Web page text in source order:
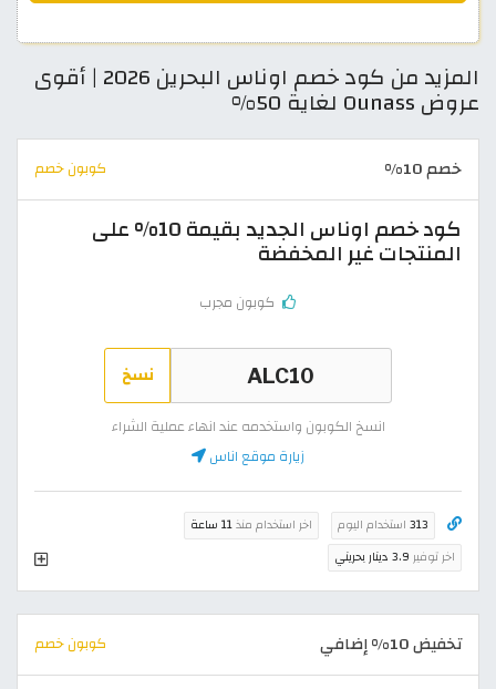
المزيد من كود خصم اوناس البحرين 2026 | أقوى
عروض Ounass لغاية 50%
خصم 10% كوبون خصم
كود خصم اوناس الجديد بقيمة 10% على
المنتجات غير المخفضة
كوبون مجرب
نسخ
انسخ الكوبون واستخدمه عند انهاء عملية الشراء
زيارة موقع اناس
313 استخدام اليوم اخر استخدام منذ11 ساعة
اخر توفير 3.9 دينار بحريني
تخفيض 10% إضافي كوبون خصم